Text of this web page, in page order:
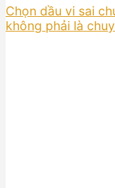
Chọn dầu vi sai
không phải là